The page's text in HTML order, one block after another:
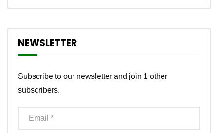
NEWSLETTER
Subscribe to our newsletter and join 1 other
subscribers.